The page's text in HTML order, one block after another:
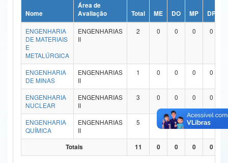
Ministério da Ciência, Tecnologia, Inovações e Comunicações
Ministério do Meio Ambiente
Ministério do Turismo
Ministério do Desenvolvimento Regional
Controladoria-Geral da União
Ministério da Mulher, da Família e dos Direitos Humanos
Secretaria-Geral
Secretaria de Governo
Nome
Área de
Avaliação
Total ME DO MP DP
ENGENHARIA
DE MATERIAIS
E
METALÚRGICA
ENGENHARIAS
II
2 0 0 0 0
ENGENHARIA
DE MINAS
ENGENHARIAS
II
1 0 0 0 0
ENGENHARIA
NUCLEAR
ENGENHARIAS
II
3 0 0 0 0
ENGENHARIA
QUÍMICA
ENGENHARIAS
II
5 0 0 0
Totais 11 0 0 0 0